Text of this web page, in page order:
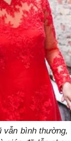
vẫn bình